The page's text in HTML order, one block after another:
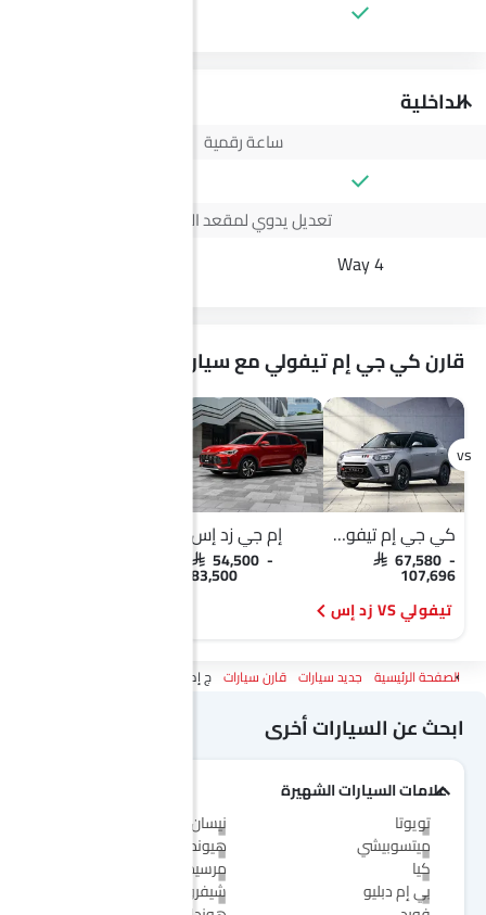
الداخلية
ساعة رقمية
تعديل يدوي لمقعد السائق
4 Way
قارن كي جي إم تيفولي مع سيارات مشابهة
كي جي إم تيفولي
SAR 67,580 -
107,696
إم جي زد إس
SAR 54,500 -
83,500
تيفولي VS زد إس
الصفحة الرئيسية جديد سيارات قارن سيارات ج إم سي فيجوس Vs كي جي إم تيفولي
ابحث عن السيارات أخرى
علامات السيارات الشهيرة
تويوتا
نيسان
ميتسوبيشي
هيونداي
كيا
مرسيدس-بنز
بي إم دبليو
شيفروليه